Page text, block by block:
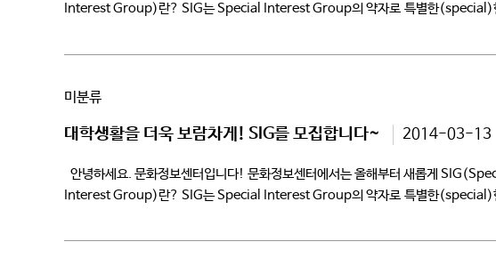
Interest Group)란? SIG는 Special Interest Group의 약자로 특별한(special)
미분류
대학생활을 더욱 보람차게! SIG를 모집합니다~ 2014-03-13
안녕하세요. 문화정보센터입니다! 문화정보센터에서는 올해부터 새롭게
Interest Group)란? SIG는 Special Interest Group의 약자로 특별한(special)